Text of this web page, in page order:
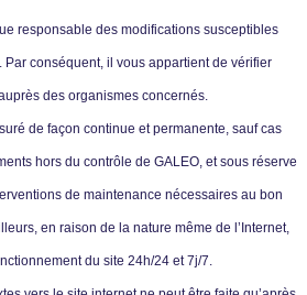
responsable des modifications susceptibles
Par conséquent, il vous appartient de vérifier
des organismes concernés.
de façon continue et permanente, sauf cas
hors du contrôle de GALEO, et sous réserve
de maintenance nécessaires au bon
en raison de la nature même de l’Internet,
du site 24h/24 et 7j/7.